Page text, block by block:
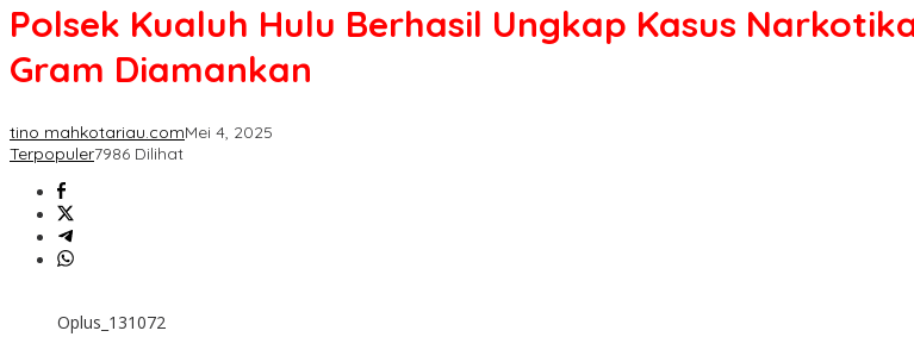
Polsek Kualuh Hulu Berhasil Ungkap Kasus
Gram Diamankan
tino mahkotariau.comMei 4, 2025
Terpopuler7986 Dilihat
Oplus_131072